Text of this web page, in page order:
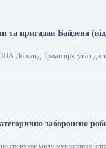
та пригадав Байдена
Дональд Трамп врятував
заборонено
спонукає милу муркотливу